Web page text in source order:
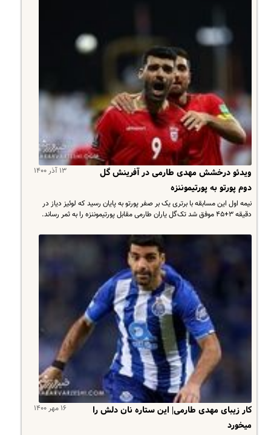
۱۳ آذر ۱۴۰۰
ویدئو درخشش مهدی طارمی در آفرینش گل
دوم پورتو به پورتیموننزه
نیمه اول این مسابقه با برتری یک بر صفر پورتو به پایان رسید که لوئیز دیاز در
دقیقه ۳+۴۵ موفق شد تک‌گل یاران طارمی مقابل پورتیموننزه را به ثمر رساند.
۱۶ مهر ۱۴۰۰
کار زیبای مهدی طارمی| این ستاره نان دلش را
میخورد